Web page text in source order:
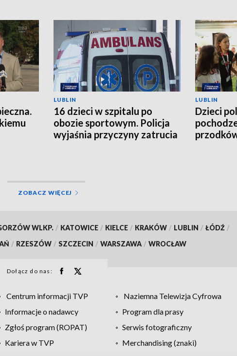
LUBLIN
16 dzieci w szpitalu po
obozie sportowym. Policja
wyjaśnia przyczyny zatrucia
LUBLIN
Dzieci
ZOBACZ WIĘCEJ
WLKP. / KATOWICE / KIELCE / KRAKÓW / LUBLIN / ŁÓDŹ /
/ RZESZÓW / SZCZECIN / WARSZAWA / WROCŁAW
Dołącz do nas:
Centrum informacji TVP Naziemna Telewizja Cyfrowa
Informacje o nadawcy
Program dla prasy
Zgłoś program (ROPAT)
Serwis fotograficzny
Kariera w TVP
Merchandising (znaki)